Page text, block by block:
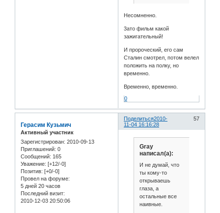
Несомненно.
3ато фильм какой
зажигательный!
И пророческий, его сам
Сталин смотрел, потом велел
положить на полку, но
временно.
Временно, временно.
0
Поделиться 57
2010-
11-04 16:16:28
Герасим Кузьмич
Активный участник
Зарегистрирован: 2010-09-13
Приглашений: 0
Сообщений: 165
Уважение: [+12/-0]
Позитив: [+0/-0]
Провел на форуме:
5 дней 20 часов
Последний визит:
2010-12-03 20:50:06
Gray
написал(а):
И не думай, что
ты кому-то
открываешь
глаза, а
остальные все
наивные.